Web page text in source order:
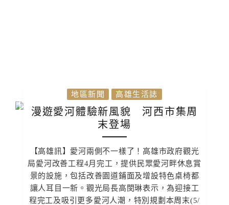
地區新聞 高雄生活誌
漫遊愛河體驗新風貌 河西市集周
末登場
【高雄訊】愛河兩側不一樣了！高雄市政府觀光
局愛河改善工程4月完工，提供民眾愛河畔休息賞
景的設施，包括改善園道鋪面及增設特色桌椅都
讓人耳目一新。觀光局長高閔琳表示，為迎接工
程完工及吸引更多愛河人潮，特別規劃本周末(5/